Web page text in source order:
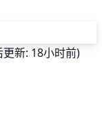
新: 18小时前)